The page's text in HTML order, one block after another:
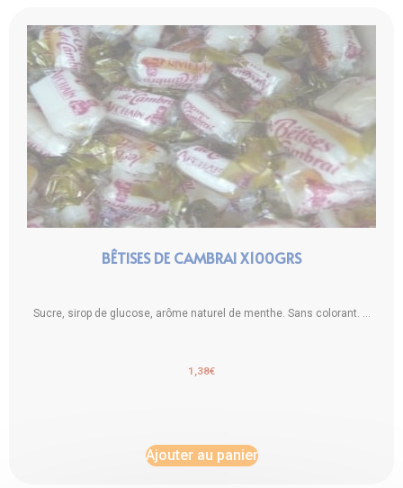
BÊTISES DE CAMBRAI X100GRS
Sucre, sirop de glucose, arôme naturel de menthe. Sans colorant. ...
1,38€
Ajouter au panier